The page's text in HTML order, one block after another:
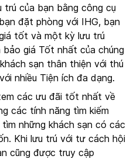
trú của bạn bằng công cụ
đặt phòng với IHG, bạn
tốt và một kỳ lưu trú
giá Tốt nhất của chúng
sạn thân thiện với thú
nhiều Tiện ích đa dạng.
các ưu đãi tốt nhất về
các tính năng tìm kiếm
những khách sạn có các
Khi lưu trú với tư cách hội
cũng được truy cập